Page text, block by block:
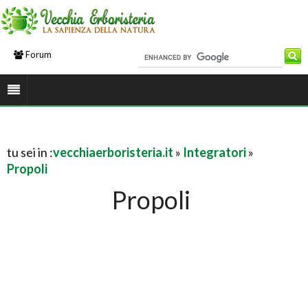
Forum
tu sei in :vecchiaerboristeria.it » Integratori»
Propoli
Propoli